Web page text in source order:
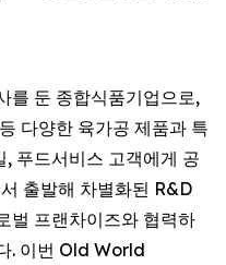
를 둔 종합식품기업으로,
등 다양한 육가공 제품과 특
푸드서비스 고객에게 공
출발해 차별화된 R&D
벌 프랜차이즈와 협력하
. 이번 Old World